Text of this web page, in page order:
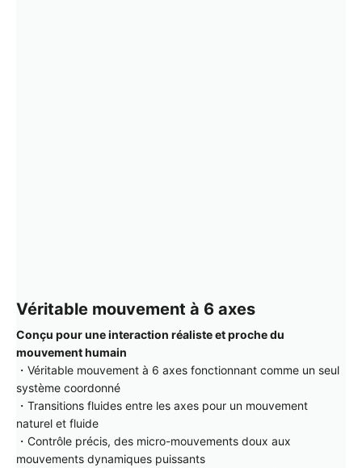
Véritable mouvement à 6 axes
Conçu pour une interaction réaliste et proche du
mouvement humain
・Véritable mouvement à 6 axes fonctionnant comme un seul
système coordonné
・Transitions fluides entre les axes pour un mouvement
naturel et fluide
・Contrôle précis, des micro-mouvements doux aux
mouvements dynamiques puissants